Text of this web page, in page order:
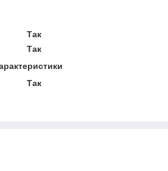
Так
Так
Так